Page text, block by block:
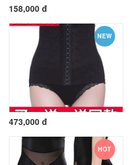
158,000 đ
NEW
473,000 đ
HOT